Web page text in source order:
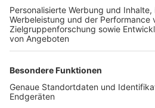
TOP-PARTNER